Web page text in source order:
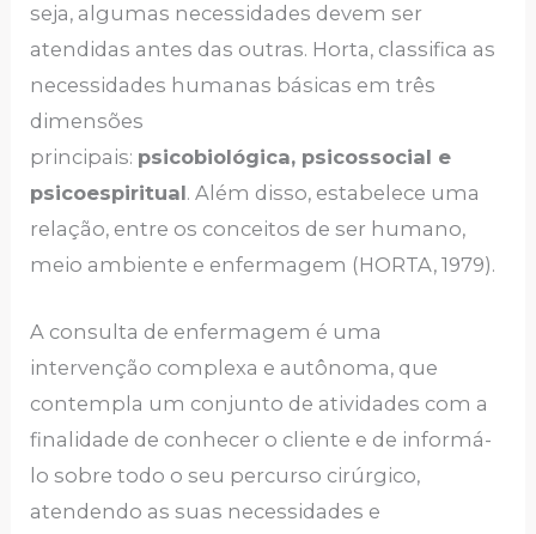
seja, algumas necessidades devem ser
atendidas antes das outras. Horta, classifica as
necessidades humanas básicas em três
dimensões
principais: psicobiológica, psicossocial e
psicoespiritual. Além disso, estabelece uma
relação, entre os conceitos de ser humano,
meio ambiente e enfermagem (HORTA, 1979).
A consulta de enfermagem é uma
intervenção complexa e autônoma, que
contempla um conjunto de atividades com a
finalidade de conhecer o cliente e de informá-
lo sobre todo o seu percurso cirúrgico,
atendendo as suas necessidades e